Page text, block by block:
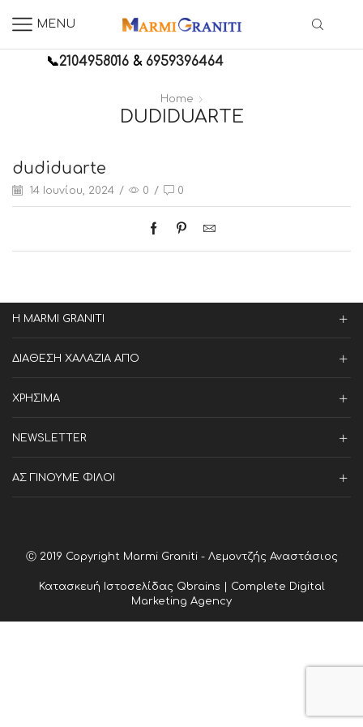
MENU
📞2104958016 &6959396464
Home
DUDIDUARTE
dudiduarte
14 Ιουνίου, 2024 / 0 / 0
Η MARMI GRANITI
ΔΙΑΘΕΣΗ ΧΑΛΑΖΙΑ ΑΠΟ
ΧΡΗΣΙΜΑ
NEWSLETTER
ΑΣ ΓΙΝΟΥΜΕ ΦΙΛΟΙ
Ⓒ 2019 Copyright Marmi Graniti - Λεμοντζής Αναστάσιος
Κατασκευή Ιστοσελίδας Qbrains | Complete Digital
Marketing Agency